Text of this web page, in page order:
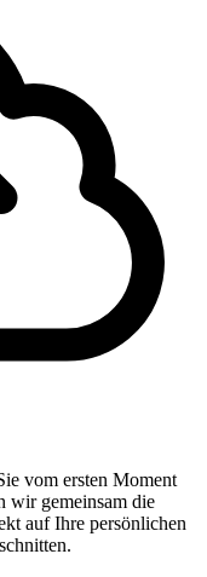
vom ersten Moment
wir gemeinsam die
auf Ihre persönlichen